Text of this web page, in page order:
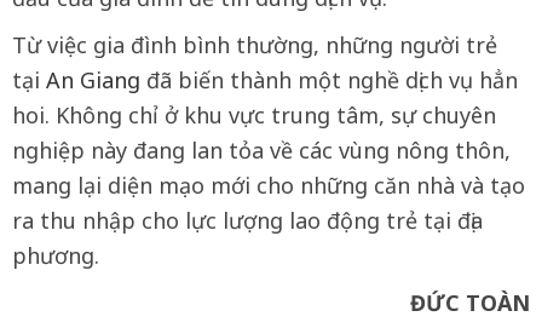
Từ việc gia đình bình thường, những người trẻ
tại An Giang đã biến thành một nghề dịch vụ hẳn
hoi. Không chỉ ở khu vực trung tâm, sự chuyên
nghiệp này đang lan tỏa về các vùng nông thôn,
mang lại diện mạo mới cho những căn nhà và tạo
ra thu nhập cho lực lượng lao động trẻ tại địa
phương.
ĐỨC TOÀN